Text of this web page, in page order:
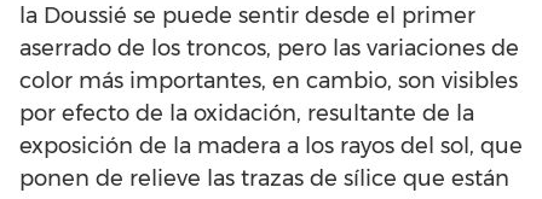
la Doussié se puede sentir desde el primer
aserrado de los troncos, pero las variaciones de
color más importantes, en cambio, son visibles
por efecto de la oxidación, resultante de la
exposición de la madera a los rayos del sol, que
ponen de relieve las trazas de sílice que están